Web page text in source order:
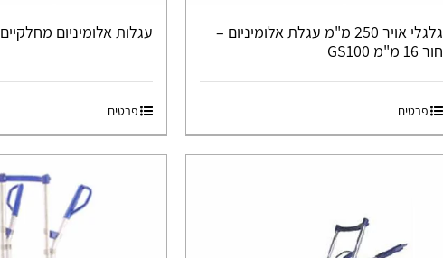
גלגלי אויר 250 מ"מ עגלת אלומיניום –
חור 16 מ"מ GS100
פרטים
עגלות אלומיניום מחלקיים DH-106
פרטים